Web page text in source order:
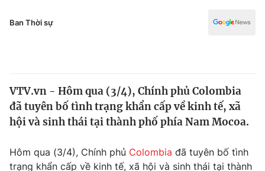
Thế giới
Thế giới đó đây
Kinh tế
Y tế
Ban Thời sự
VTV.vn - Hôm qua (3/4), Chính phủ Colombia
đã tuyên bố tình trạng khẩn cấp về kinh tế, xã
hội và sinh thái tại thành phố phía Nam Mocoa.
Hôm qua (3/4), Chính phủ Colombia đã tuyên bố tình
trạng khẩn cấp về kinh tế, xã hội và sinh thái tại thành